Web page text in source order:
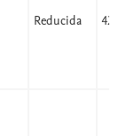
Reducida 42,07